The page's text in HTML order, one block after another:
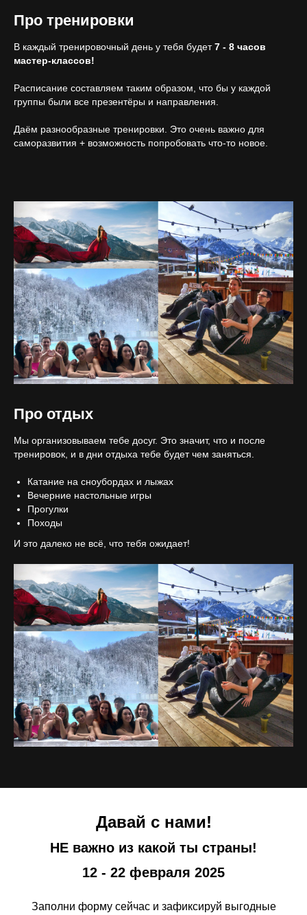
Про тренировки
В каждый тренировочный день у тебя будет7 - 8 часов
мастер-классов!
Расписание составляем таким образом, что бы у каждой
группы были все презентёры и направления.
Даём разнообразные тренировки. Это очень важно для
саморазвития + возможность попробовать что-то новое.
Про отдых
Мы организовываем тебе досуг. Это значит, что и после
тренировок, и в дни отдыха тебе будет чем заняться.
Катание на сноубордах и лыжах
Вечерние настольные игры
Прогулки
Походы
И это далеко не всё, что тебя ожидает!
Давай с нами!
НЕ важно из какой ты страны!
12 - 22 февраля 2025
Заполни форму сейчас и зафиксируй выгодные